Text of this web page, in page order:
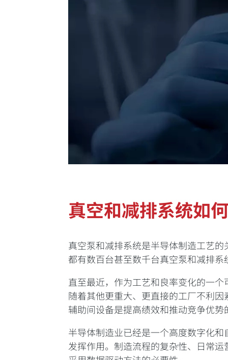
真空和减排系统如
真空泵和减排系统是半导体制造工艺
都有数百台甚至数千台真空泵和减排系
直至最近，作为工艺和良率变化的一
随着其他更重大、更直接的工厂不利
辅助间设备是提高绩效和推动竞争优势
半导体制造业已经是一个高度数字化
发挥作用。制造流程的复杂性、日常